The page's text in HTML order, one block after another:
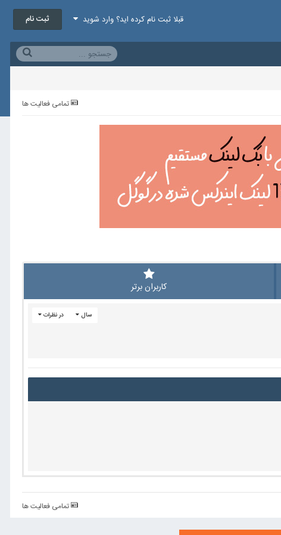
قبلا ثبت نام کرده اید؟ وارد شوید ثبت نام
تمامی فعالیت ها
کاربران برتر
در نظرات سال
تمامی فعالیت ها